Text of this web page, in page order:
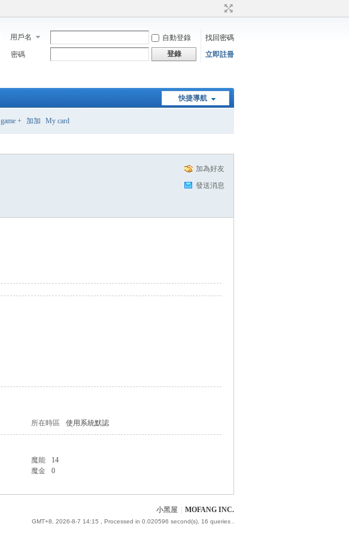
用戶名 自動登錄
找回密碼
密碼
登錄 立即註冊
快捷導航
game + 加加 My card
加為好友
發送消息
所在時區 使用系統默認
魔能
14
魔金 0
小黑屋 MOFANG INC.
GMT+8, 2026-8-7 14:15 , Processed in 0.020596 second(s), 16 queries .